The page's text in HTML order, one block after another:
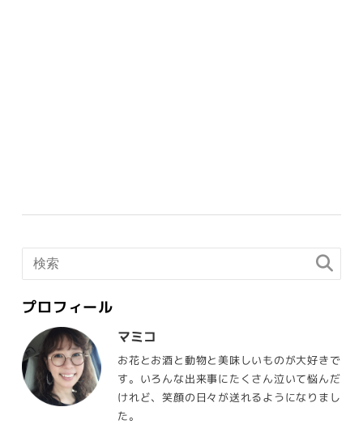
プロフィール
マミコ
お花とお酒と動物と美味しいものが大好きで
す。いろんな出来事にたくさん泣いて悩んだ
けれど、笑顔の日々が送れるようになりまし
た。